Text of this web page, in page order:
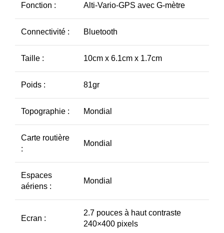
Fonction : Alti-Vario-GPS avec G-mètre
Connectivité : Bluetooth
Taille : 10cm x 6.1cm x 1.7cm
Poids : 81gr
Topographie : Mondial
Carte routière
:
Mondial
Espaces
aériens :
Mondial
Ecran :
2.7 pouces à haut contraste
240×400 pixels